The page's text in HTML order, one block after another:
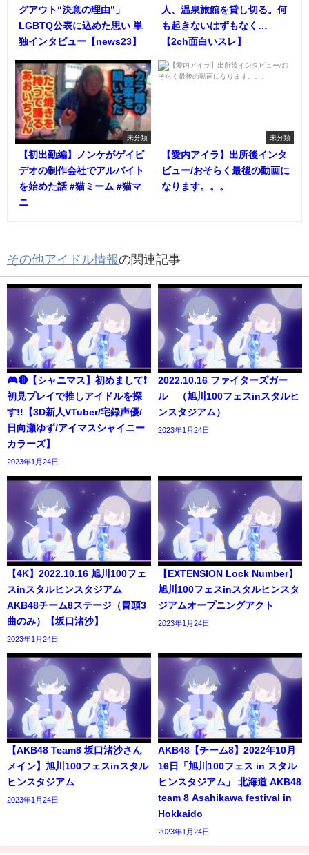
グアウト“決意の理由”」
LGBTQ公表に込めた思い 単
独インタビュー【news23】
人、温泉旅館を貸し切る。何
も起きないはずもなく…
【2ch面白いスレ】
未分類
【初出勤編】ノンケがゲイビ
デオの制作会社でアルバイト
を始めた話 #猫ミーム #猫マ
ニ
未分類
【愛内アイラ】出所後インタ
ビュー/おそらく最後の動画に
なります。。。
その他アイドル情報の関連記事
🎮🔴【シャニマス】初めまして❗️
初見プレイで推しアイドルを探
す!!【3D新人VTuber/宅録声優/
日向瀬ゆず/アイマスシャイニー
カラーズ】
2023年1月24日
2022.10.16 ファイターズガー
ル （旭川100フェスinスタルヒ
ンスタジアム）
2023年1月24日
【4K】2022.10.16 旭川100フェ
スinスタルヒンスタジアム
AKB48チーム8ステージ（冒頭3
曲のみ）【坂口渚沙】
2023年1月24日
【EXTENSION Lock Number】
旭川100フェスinスタルヒンスタ
ジアムオープニングアクト
2023年1月24日
【AKB48 Team8 坂口渚沙さん
メイン】旭川100フェスinスタル
ヒンスタジアム
2023年1月24日
AKB48【チーム8】2022年10月
16日「旭川100フェス in スタル
ヒンスタジアム」 北海道 AKB48
team 8 Asahikawa festival in
Hokkaido
2023年1月24日